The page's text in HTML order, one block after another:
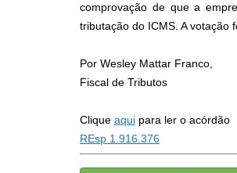
comprovação de que a
tributação do ICMS. A votação
Por Wesley Mattar Franco,
Fiscal de Tributos
Clique aqui para ler o acórdão
REsp 1.916.376